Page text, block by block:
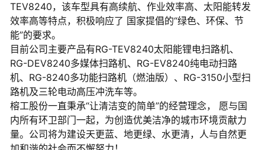
TEV8240，该车型具有高续航、作业效率高、太阳能转发
效率高等特点，积极响应了 国家提倡的“绿色、环保、节
能”的要求。
目前公司主要产品有RG-TEV8240太阳能锂电扫路机、
RG-DEV8240多媒体扫路机、RG-EV8240纯电动扫路
机、RG-8240多功能扫路机（燃油版）、RG-3150小型扫
路机及三轮电动高压冲洗车等。
榕工股份一直秉承“让清洁变的简单”的经营理念， 愿与国
内所有环卫部门一起，为创造优美洁净的城市环境贡献力
量。公司将为建设天更蓝、地更绿、水更清，人与自然更